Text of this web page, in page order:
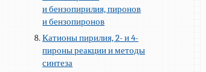
и бензопирилия, пиронов
и бензопиронов
Катионы пирилия, 2- и 4-
пироны реакции и методы
синтеза